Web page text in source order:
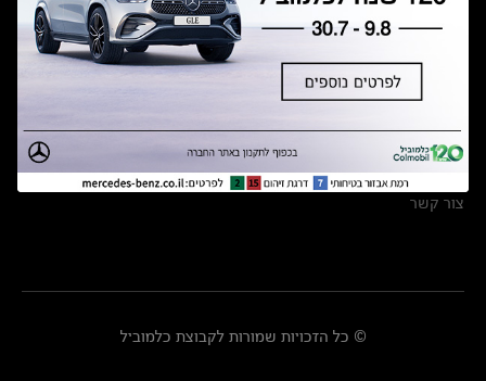
מצאו אותנו
אולמות תצוגה
מרכזי שירות
צור קשר
© כל הזכויות שמורות לקבוצת כלמוביל